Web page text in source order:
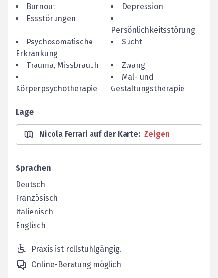
Burnout
Depression
Essstörungen
Persönlichkeitsstörung
Psychosomatische
Erkrankung
Sucht
Trauma, Missbrauch Zwang
Körperpsychotherapie
Mal- und
Gestaltungstherapie
Lage
Nicola Ferrari auf der Karte: Zeigen
Sprachen
Deutsch
Französisch
Italienisch
Englisch
Praxis ist rollstuhlgängig.
Online-Beratung möglich